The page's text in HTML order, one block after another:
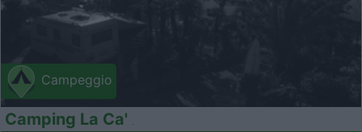
Campeggio
Camping La Ca'